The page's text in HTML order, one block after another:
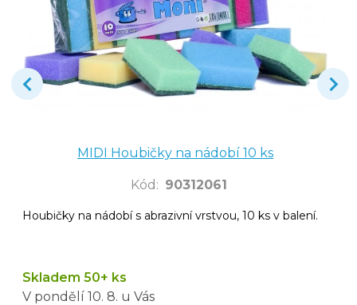
MIDI Houbičky na nádobí 10 ks
Kód : 90312061
Houbičky na nádobí s abrazivní vrstvou, 10 ks v balení.
Skladem 50+ ks
V pondělí 10. 8. u Vás